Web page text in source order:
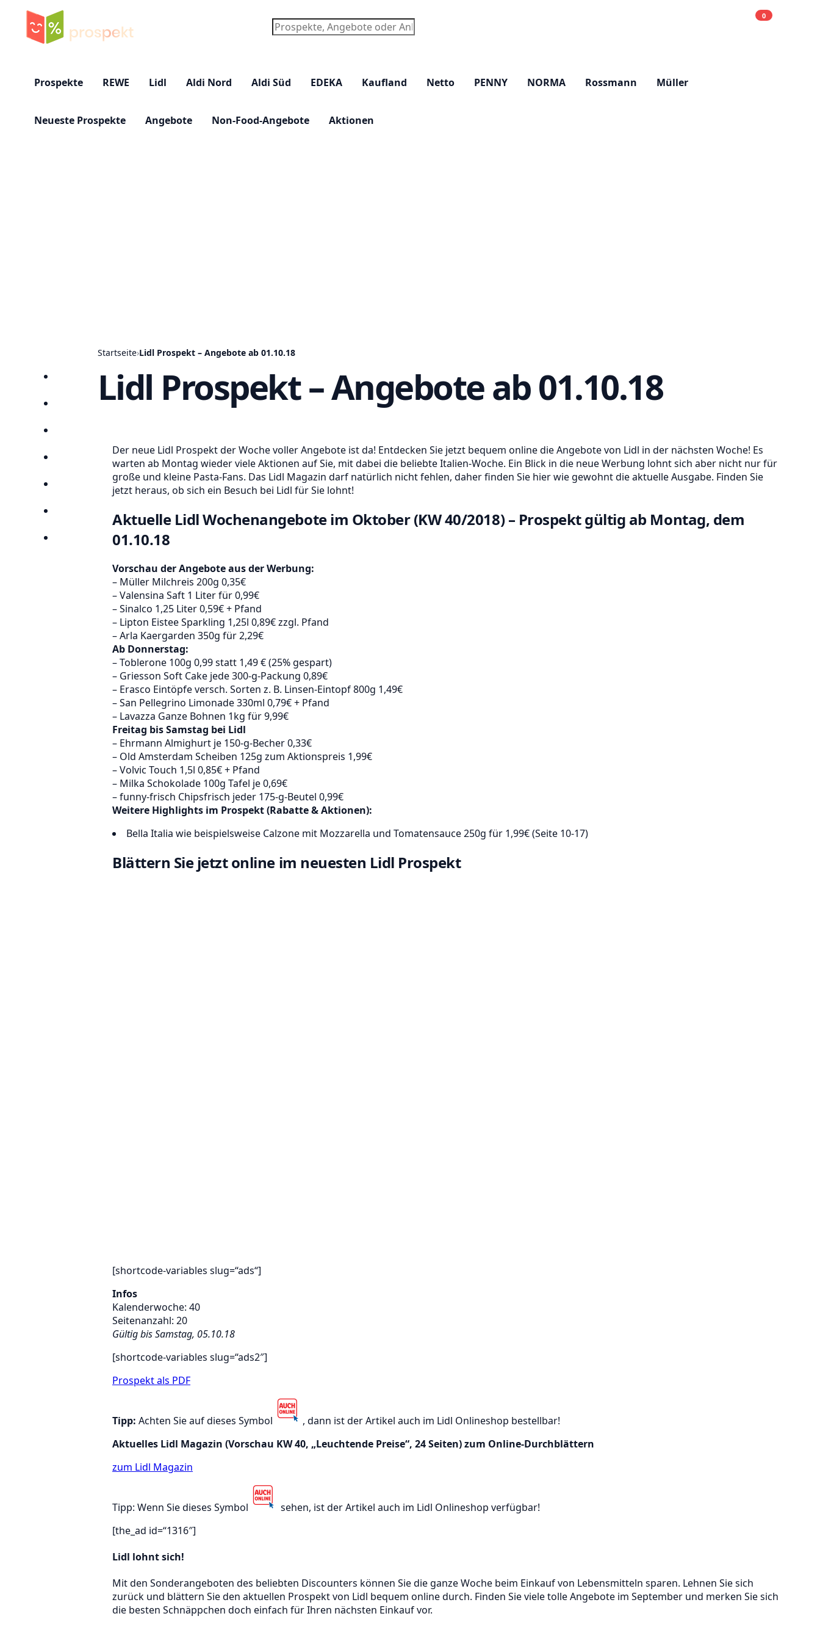
Suchen
0
Prospekte REWE Lidl Aldi Nord Aldi Süd EDEKA Kaufland Netto PENNY NORMA Rossmann Müller
Neueste Prospekte Angebote Non-Food-Angebote Aktionen
Lieblingsprospekte
Startseite›Lidl Prospekt – Angebote ab 01.10.18
Lidl Prospekt – Angebote ab 01.10.18
Der neue Lidl Prospekt der Woche voller Angebote ist da! Entdecken Sie jetzt bequem online die Angebote von Lidl in der nächsten Woche! Es
warten ab Montag wieder viele Aktionen auf Sie, mit dabei die beliebte Italien-Woche. Ein Blick in die neue Werbung lohnt sich aber nicht nur für
große und kleine Pasta-Fans. Das Lidl Magazin darf natürlich nicht fehlen, daher finden Sie hier wie gewohnt die aktuelle Ausgabe. Finden Sie
jetzt heraus, ob sich ein Besuch bei Lidl für Sie lohnt!
Aktuelle Lidl Wochenangebote im Oktober (KW 40/2018) – Prospekt gültig ab Montag, dem
01.10.18
Vorschau der Angebote aus der Werbung:
– Müller Milchreis 200g 0,35€
– Valensina Saft 1 Liter für 0,99€
– Sinalco 1,25 Liter 0,59€ + Pfand
– Lipton Eistee Sparkling 1,25l 0,89€ zzgl. Pfand
– Arla Kaergarden 350g für 2,29€
Ab Donnerstag:
– Toblerone 100g 0,99 statt 1,49 € (25% gespart)
– Griesson Soft Cake jede 300-g-Packung 0,89€
– Erasco Eintöpfe versch. Sorten z. B. Linsen-Eintopf 800g 1,49€
– San Pellegrino Limonade 330ml 0,79€ + Pfand
– Lavazza Ganze Bohnen 1kg für 9,99€
Freitag bis Samstag bei Lidl
– Ehrmann Almighurt je 150-g-Becher 0,33€
– Old Amsterdam Scheiben 125g zum Aktionspreis 1,99€
– Volvic Touch 1,5l 0,85€ + Pfand
– Milka Schokolade 100g Tafel je 0,69€
– funny-frisch Chipsfrisch jeder 175-g-Beutel 0,99€
Weitere Highlights im Prospekt (Rabatte & Aktionen):
Bella Italia wie beispielsweise Calzone mit Mozzarella und Tomatensauce 250g für 1,99€ (Seite 10-17)
Blättern Sie jetzt online im neuesten Lidl Prospekt
[shortcode-variables slug=“ads“]
Infos
Kalenderwoche: 40
Seitenanzahl: 20
Gültig bis Samstag, 05.10.18
[shortcode-variables slug=“ads2″]
Prospekt als PDF
Tipp: Achten Sie auf dieses Symbol
, dann ist der Artikel auch im Lidl Onlineshop bestellbar!
Aktuelles Lidl Magazin (Vorschau KW 40, „Leuchtende Preise“, 24 Seiten) zum Online-Durchblättern
zum Lidl Magazin
Tipp: Wenn Sie dieses Symbol
sehen, ist der Artikel auch im Lidl Onlineshop verfügbar!
[the_ad id=“1316″]
Lidl lohnt sich!
Mit den Sonderangeboten des beliebten Discounters können Sie die ganze Woche beim Einkauf von Lebensmitteln sparen. Lehnen Sie sich
zurück und blättern Sie den aktuellen Prospekt von Lidl bequem online durch. Finden Sie viele tolle Angebote im September und merken Sie sich
die besten Schnäppchen doch einfach für Ihren nächsten Einkauf vor.